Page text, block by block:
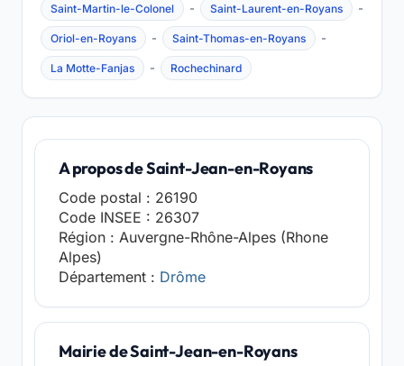
Saint-Martin-le-Colonel - Saint-Laurent-en-Royans -
Oriol-en-Royans - Saint-Thomas-en-Royans -
La Motte-Fanjas - Rochechinard
A propos de Saint-Jean-en-Royans
Code postal : 26190
Code INSEE : 26307
Région : Auvergne-Rhône-Alpes (Rhone
Alpes)
Département : Drôme
Mairie de Saint-Jean-en-Royans